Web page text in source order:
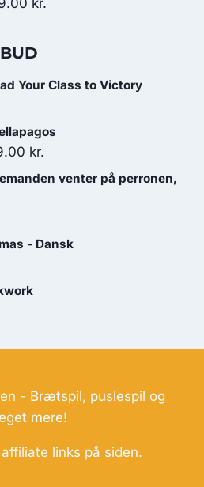
kr..
kr.
199.00 kr..
Your Class to Victory
kr..
kr.
aktuelle
179.00 kr..
venter på perronen,
- Dansk
- Brætspil, puslespil og
mere!
links på siden.